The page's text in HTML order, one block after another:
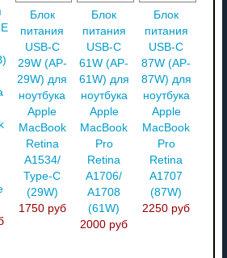
Блок
питания
USB-C
29W (AP-
29W) для
ноутбука
Apple
MacBook
Retina
A1534/
Type-C
(29W)
1750 руб
Блок
питания
USB-C
61W (AP-
61W) для
ноутбука
Apple
MacBook
Pro
Retina
A1706/
A1708
(61W)
2000 руб
Блок
питания
USB-C
87W (AP-
87W) для
ноутбука
Apple
MacBook
Pro
Retina
A1707
(87W)
2250 руб